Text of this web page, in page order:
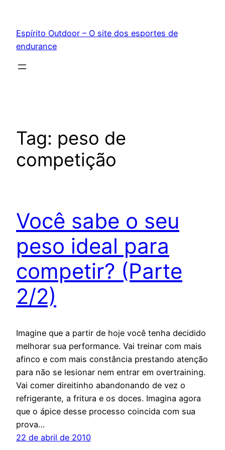
conteúdo
Espírito Outdoor – O site dos esportes de
endurance
Tag: peso de
competição
Você sabe o seu
peso ideal para
competir? (Parte
2/2)
Imagine que a partir de hoje você tenha decidido
melhorar sua performance. Vai treinar com mais
afinco e com mais constância prestando atenção
para não se lesionar nem entrar em overtraining.
Vai comer direitinho abandonando de vez o
refrigerante, a fritura e os doces. Imagina agora
que o ápice desse processo coincida com sua
prova…
22 de abril de 2010